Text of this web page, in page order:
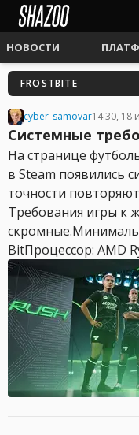
НОВОСТИ
FROSTBITE
cyber_samovar14:30, 18
Системные
На странице
в Steam появились
точности
Требования игры к
BitПроцессор: AMD